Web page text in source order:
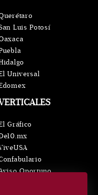
Gráfico
Oportuno
Luis Potosí
Universal